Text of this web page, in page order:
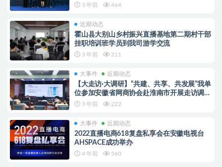
3 年前 464
近期动态
霍山县大别山乡村振兴直播基地第二期村干部
挂职培训班学员到我司游学交流
3 年前 211
大事件 近期动态
【大走访·大调研】“共建、共享、共发展”我单
位参加安徽省网商协会赴淮南市开展走访调研
交流活动
3 年前 222
大事件 近期动态
2022直播电商618复盘私享会在安徽电视台
AHSPACE成功举办
4 年前 560